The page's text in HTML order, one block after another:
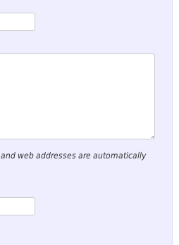
web addresses are automatically